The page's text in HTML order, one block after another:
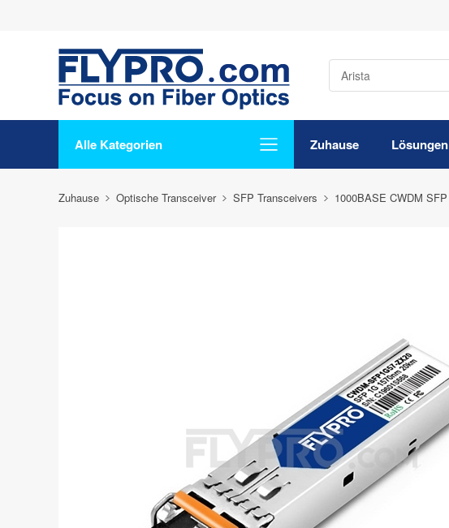
Alle Kategorien Zuhause Lösungen
Zuhause Optische Transceiver SFP Transceivers 1000BASE CWDM SFP